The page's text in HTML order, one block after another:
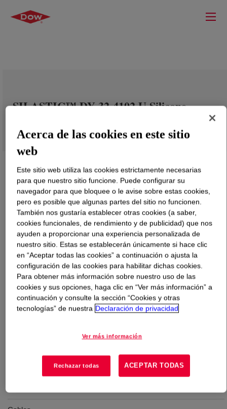
SILASTIC™ DY 32-4102 U Silicone
Qué esSILASTIC™ DY 32-4102 U Silicone Rubber
40 Durometer, extrusion, tube use, uncatalyzed Silicone
Rubber
Acerca de las cookies en este sitio
web
Este sitio web utiliza las cookies estrictamente necesarias
para que nuestro sitio funcione. Puede configurar su
navegador para que bloquee o le avise sobre estas cookies,
pero es posible que algunas partes del sitio no funcionen.
También nos gustaría establecer otras cookies (a saber,
cookies funcionales, de rendimiento y de publicidad) que nos
ayuden a proporcionar una experiencia personalizada de
nuestro sitio. Estas se establecerán únicamente si hace clic
en “Aceptar todas las cookies” a continuación o ajusta la
configuración de las cookies para habilitar dichas cookies.
Para obtener más información sobre nuestro uso de las
cookies y sus opciones, haga clic en “Ver más información” a
continuación y consulte la sección “Cookies y otras
tecnologías” de nuestra Declaración de privacidad
Ver más información
Rechazar todas ACEPTAR TODAS